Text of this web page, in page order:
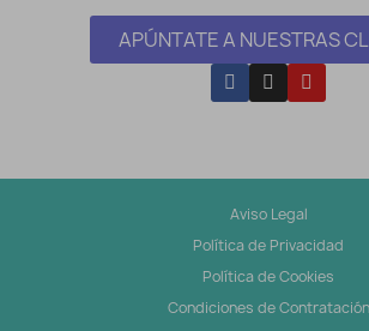
APÚNTATE A NUESTRAS
Aviso Legal
Política de Privacidad
Política de Cookies
Condiciones de Contratación